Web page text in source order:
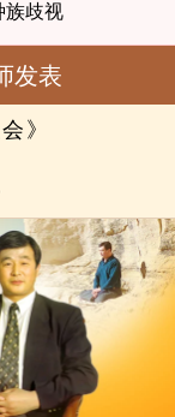
族歧视
发表
》